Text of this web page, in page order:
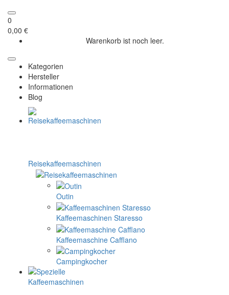
0
0,00 €
Warenkorb ist noch leer.
Kategorien
Hersteller
Informationen
Blog
Reisekaffeemaschinen
Outin
Kaffeemaschinen Staresso
Kaffeemaschine Cafflano
Campingkocher